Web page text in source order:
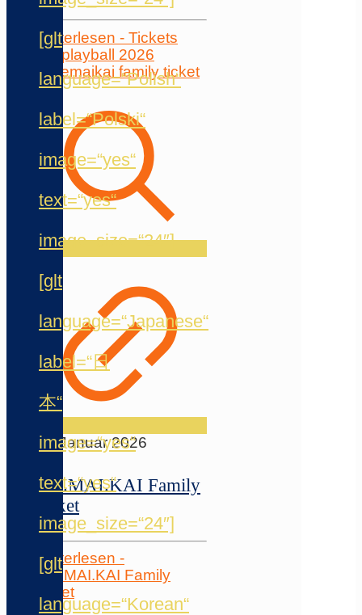
[glt
language=“Polish“
label=“Polski“
image=“yes“
text=“yes“
image_size=“24″]
[glt
language=“Japanese“
label=“日
本“
image=“yes“
text=“yes“
image_size=“24″]
[glt
language=“Korean“
Weiterlesen - Tickets
Cosplayball 2026
22. Januar 2026
Wie.MAI.KAI Family
Ticket
Weiterlesen -
Wie.MAI.KAI Family
Ticket